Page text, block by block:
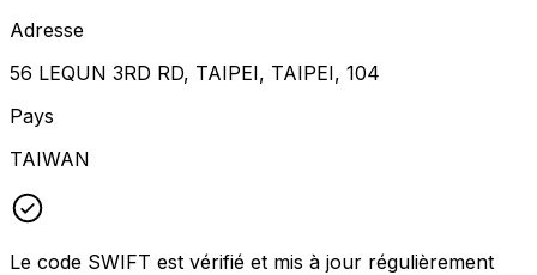
Adresse
56 LEQUN 3RD RD, TAIPEI, TAIPEI, 104
Pays
TAIWAN
Le code SWIFT est vérifié et mis à jour régulièrement